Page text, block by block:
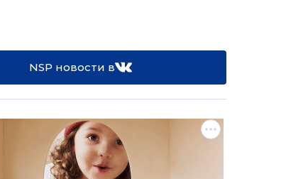
NSP новости в